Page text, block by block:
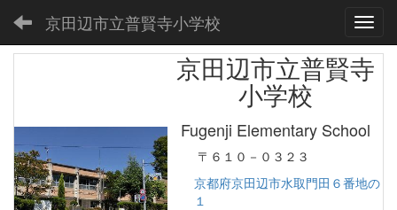
京田辺市立普賢寺小学校
京田辺市立普賢寺
小学校
Fugenji Elementary School
〒６１０－０３２３
京都府京田辺市水取門田６番地の
１